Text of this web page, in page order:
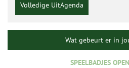
Volledige UitAgenda
Wat gebeurt er in
SPEELBADJES